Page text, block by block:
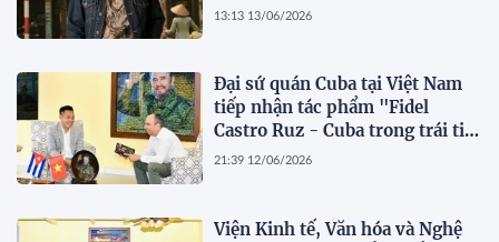
13:13 13/06/2026
Đại sứ quán Cuba tại Việt Nam
tiếp nhận tác phẩm "Fidel
Castro Ruz - Cuba trong trái tim
người Việt"
21:39 12/06/2026
Viện Kinh tế, Văn hóa và Nghệ